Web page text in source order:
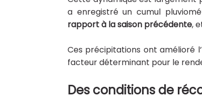
a enregistré un cumul
rapport à la saison précédente,
Ces précipitations ont amélioré
facteur déterminant pour le
Des conditions de